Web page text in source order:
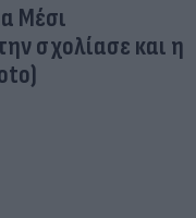
Μέσι
σχολίασε και η